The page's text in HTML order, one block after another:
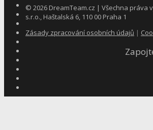
© 2026 DreamTeam.cz | Všechna práva
s.r.o., Haštalská 6, 110 00 Praha 1
Zásady zpracování osobních údajů |